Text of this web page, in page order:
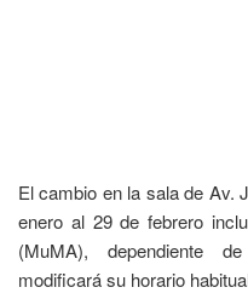
El cambio en la sala de Av.
enero al 29 de febrero
(MuMA), dependiente
modificará su horario